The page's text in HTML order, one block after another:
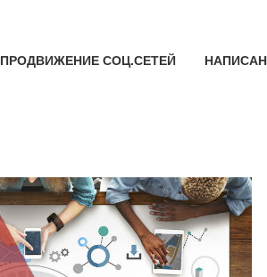
ПРОДВИЖЕНИЕ СОЦ.СЕТЕЙ